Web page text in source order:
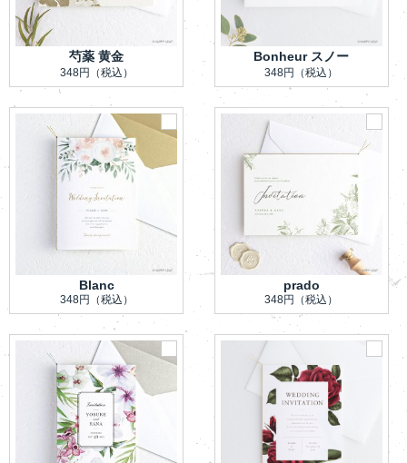
芍薬 黄金
348円 （税込）
Bonheur スノー
348円 （税込）
Blanc
348円 （税込）
prado
348円 （税込）